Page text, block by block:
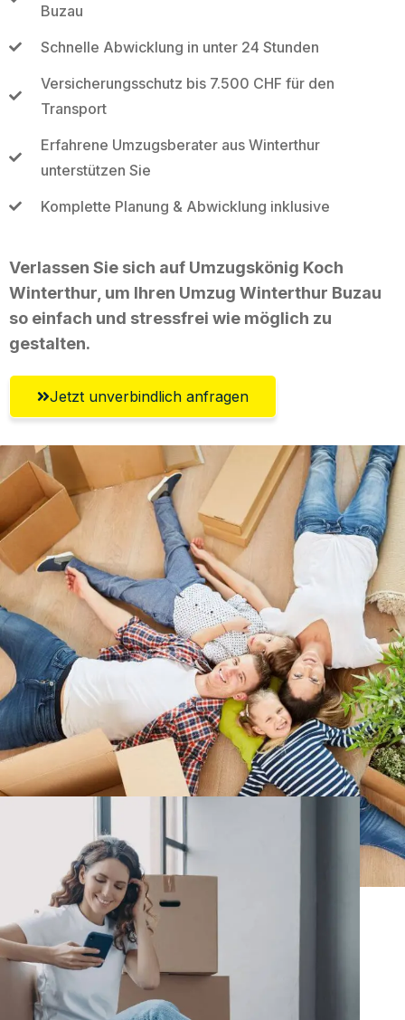
Buzau
Schnelle Abwicklung in unter 24 Stunden
Versicherungsschutz bis 7.500 CHF für den
Transport
Erfahrene Umzugsberater aus Winterthur
unterstützen Sie
Komplette Planung & Abwicklung inklusive
Verlassen Sie sich auf Umzugskönig Koch
Winterthur, um Ihren Umzug Winterthur Buzau
so einfach und stressfrei wie möglich zu
gestalten.
Jetzt unverbindlich anfragen